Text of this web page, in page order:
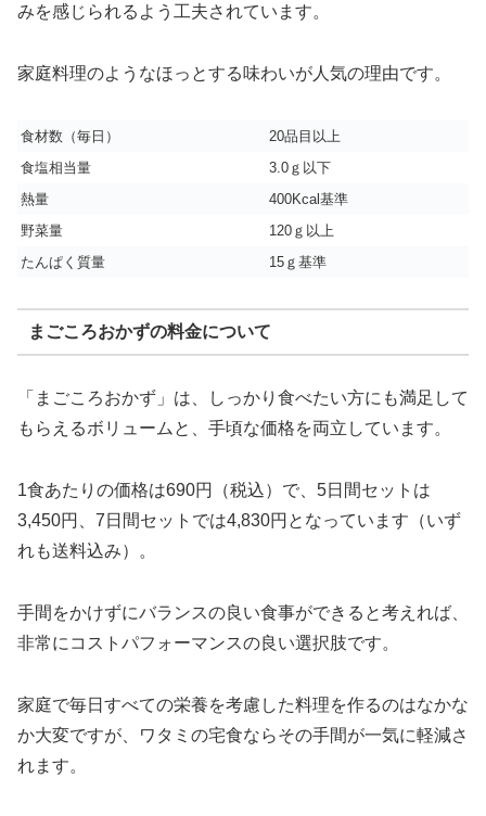
みを感じられるよう工夫されています。
家庭料理のようなほっとする味わいが人気の理由です。
食材数（毎日）
20品目以上
食塩相当量
3.0ｇ以下
熱量
400Kcal基準
野菜量
120ｇ以上
たんぱく質量
15ｇ基準
まごころおかずの料金について
「まごころおかず」は、しっかり食べたい方にも満足して
もらえるボリュームと、手頃な価格を両立しています。
1食あたりの価格は690円（税込）で、5日間セットは
3,450円、7日間セットでは4,830円となっています（いず
れも送料込み）。
手間をかけずにバランスの良い食事ができると考えれば、
非常にコストパフォーマンスの良い選択肢です。
家庭で毎日すべての栄養を考慮した料理を作るのはなかな
か大変ですが、ワタミの宅食ならその手間が一気に軽減さ
れます。